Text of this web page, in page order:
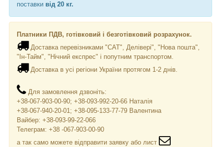
поставки від 20 кг.
Платники ПДВ, готівковий і безготівковий розрахунок.
Доставка перевізниками "САТ", Делівері", "Нова пошта",
"Ін-Тайм", "Нічний експрес" і попутним транспортом.
Доставка в усі регіони України протягом 1-2 днів.
Для замовлення дзвоніть:
+38-067-903-00-90; +38-093-992-20-66 Наталія
+38-067-940-20-01; +38-095-133-77-79 Валентина
Вайбер: +38-093-99-22-066
Телеграм: +38 -067-903-00-90
а так само можете відправити заявку або лист